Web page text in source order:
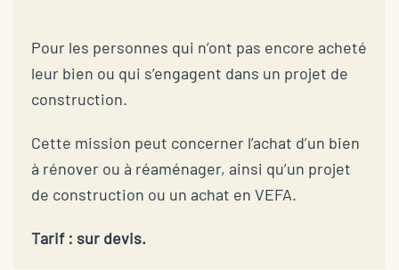
Pour les personnes qui n’ont pas encore acheté
leur bien ou qui s’engagent dans un projet de
construction.
Cette mission peut concerner l’achat d’un bien
à rénover ou à réaménager, ainsi qu’un projet
de construction ou un achat en VEFA.
Tarif : sur devis.